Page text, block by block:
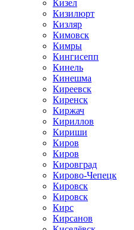
Кизел
Кизилюрт
Кизляр
Кимовск
Кимры
Кингисепп
Кинель
Кинешма
Киреевск
Киренск
Киржач
Кириллов
Кириши
Киров
Киров
Кировград
Кирово-Чепецк
Кировск
Кировск
Кирс
Кирсанов